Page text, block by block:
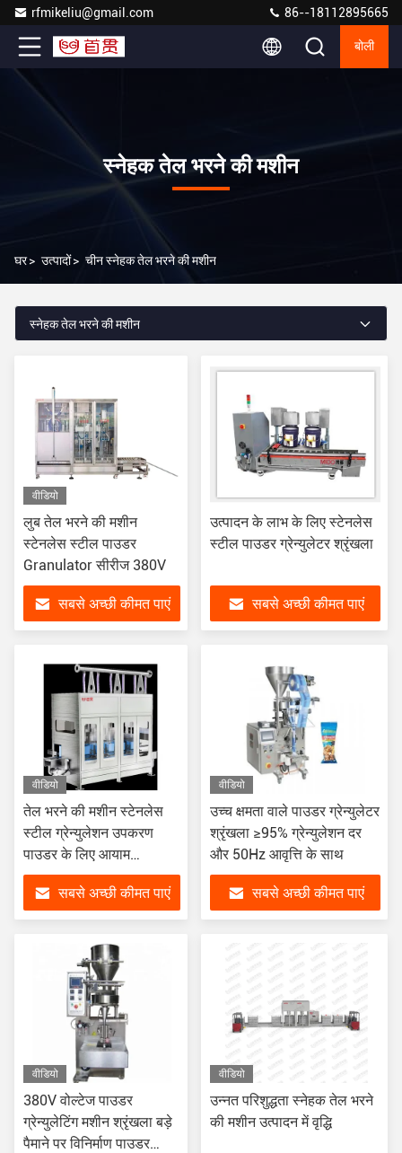
rfmikeliu@gmail.com 86--18112895665
बोली
स्नेहक तेल भरने की मशीन
घर> उत्पादों> चीन स्नेहक तेल भरने की मशीन
स्नेहक तेल भरने की मशीन
वीडियो
लुब तेल भरने की मशीन
स्टेनलेस स्टील पाउडर
Granulator सीरीज 380V
सबसे अच्छी कीमत पाएं
उत्पादन के लाभ के लिए स्टेनलेस
स्टील पाउडर ग्रेन्युलेटर श्रृंखला
सबसे अच्छी कीमत पाएं
वीडियो
तेल भरने की मशीन स्टेनलेस
स्टील ग्रेन्युलेशन उपकरण
पाउडर के लिए आयाम
1200*800*1500 मिमी
सबसे अच्छी कीमत पाएं
वीडियो
उच्च क्षमता वाले पाउडर ग्रेन्युलेटर
श्रृंखला ≥95% ग्रेन्युलेशन दर
और 50Hz आवृत्ति के साथ
सबसे अच्छी कीमत पाएं
वीडियो
380V वोल्टेज पाउडर
ग्रेन्युलेटिंग मशीन श्रृंखला बड़े
पैमाने पर विनिर्माण पाउडर
वीडियो
उन्नत परिशुद्धता स्नेहक तेल भरने
की मशीन उत्पादन में वृद्धि